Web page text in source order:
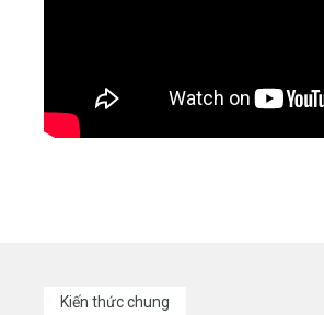
Kiến thức chung